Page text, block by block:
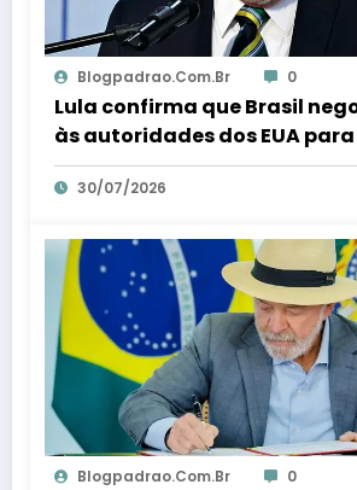
Blogpadrao.com.br 0
Lula confirma que Brasil
às autoridades dos EUA
interferência’ nas eleições –
30/07/2026
Blogpadrao.com.br 0